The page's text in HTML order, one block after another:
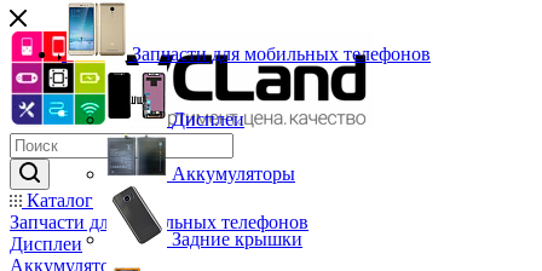
Каталог
Запчасти для мобильных телефонов
Дисплеи
Аккумуляторы
Запчасти для мобильных телефонов
Дисплеи
Аккумуляторы
Задние крышки